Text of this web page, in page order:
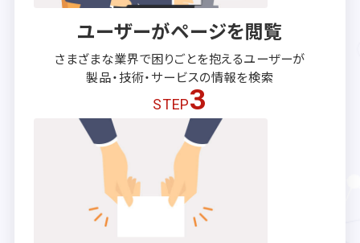
ユーザーがページを閲覧
さまざまな業界で困りごとを抱えるユーザーが
製品・技術・サービスの情報を検索
STEP3